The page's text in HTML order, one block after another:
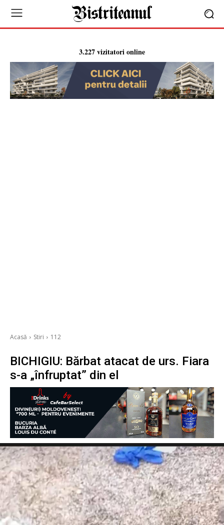
3.227 vizitatori online
Acasă Stiri 112
BICHIGIU: Bărbat atacat de urs. Fiara
s-a „înfruptat” din el